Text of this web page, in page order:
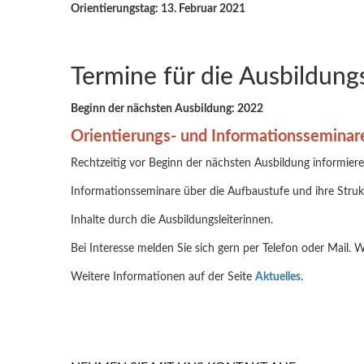
Orientierungstag: 13. Februar 2021
Termine für die
Beginn der nächsten Ausbildung: 2022
Orientierungs- und
Rechtzeitig vor Beginn der nächsten Ausbildung
Informationsseminare über die Aufbaustufe und ihre
Inhalte durch die Ausbildungsleiterinnen.
Bei Interesse melden Sie sich gern per Telefon oder Mail.
Weitere Informationen auf der Seite Aktuelles.